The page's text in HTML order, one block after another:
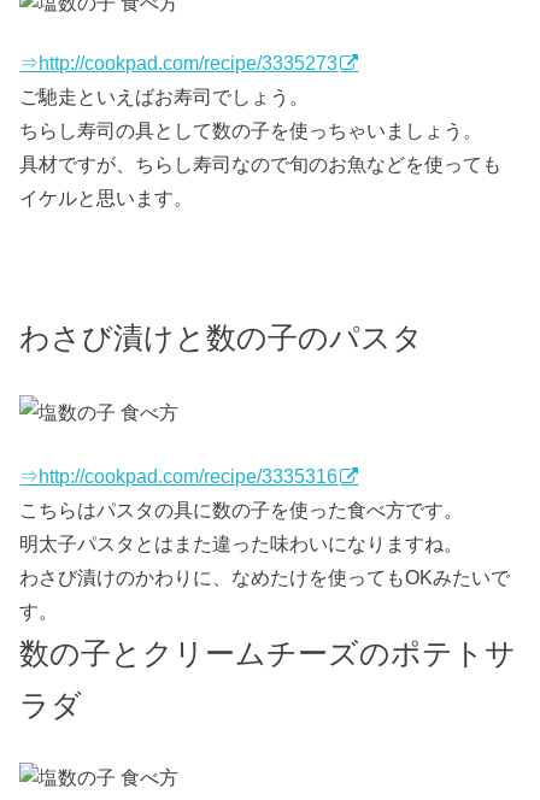
⇒http://cookpad.com/recipe/3335273
ご馳走といえばお寿司でしょう。
ちらし寿司の具として数の子を使っちゃいましょう。
具材ですが、ちらし寿司なので旬のお魚などを使っても
イケルと思います。
わさび漬けと数の子のパスタ
⇒http://cookpad.com/recipe/3335316
こちらはパスタの具に数の子を使った食べ方です。
明太子パスタとはまた違った味わいになりますね。
わさび漬けのかわりに、なめたけを使ってもOKみたいで
す。
数の子とクリームチーズのポテトサ
ラダ